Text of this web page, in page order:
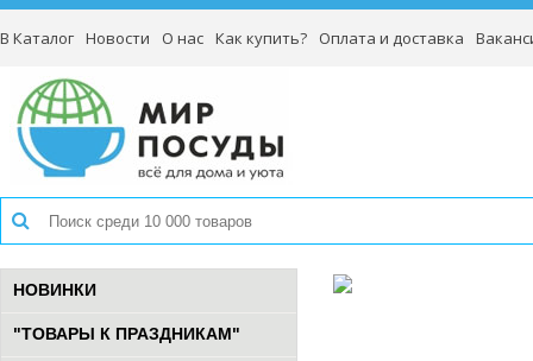
В Каталог Новости О нас Как купить? Оплата и доставка
НОВИНКИ
"ТОВАРЫ К ПРАЗДНИКАМ"